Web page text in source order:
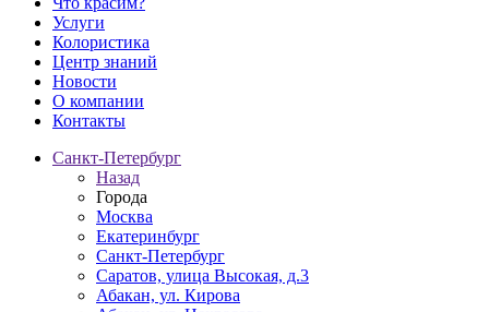
Услуги
Колористика
Центр знаний
Новости
О компании
Контакты
Санкт-Петербург
Назад
Города
Москва
Екатеринбург
Санкт-Петербург
Саратов, улица Высокая, д.3
Абакан, ул. Кирова